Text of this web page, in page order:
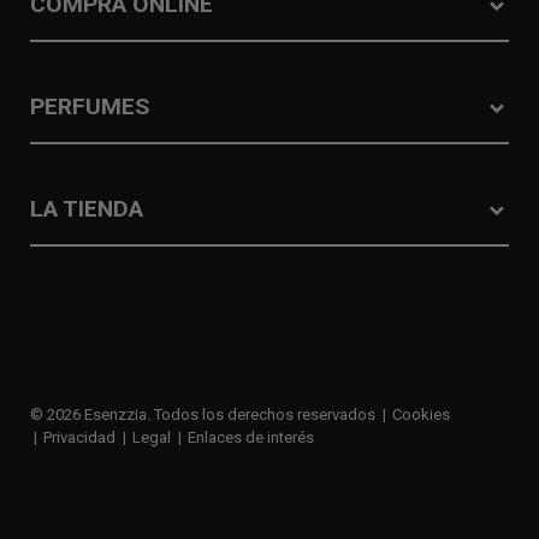
PERFUMES
LA TIENDA
© 2026 Esenzzia. Todos los derechos reservados
Cookies
Privacidad
Legal Enlaces de interés